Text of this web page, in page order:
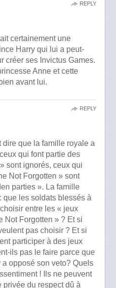
certainement une
Harry qui lui a peut-
créer ses Invictus Games.
Anne et cette
avant lui.
REPLY
dire que la famille royale a
qui font partie des
sont ignorés, ceux qui
Not Forgotten » sont
parties ». La famille
que les soldats blessés à
entre les « jeux
Not Forgotten » ? Et si
pas choisir ? Et si
participer à des jeux
ils pas le faire parce que
a opposé son veto? Quels
! Ils ne peuvent
privée du respect dû à
REPLY